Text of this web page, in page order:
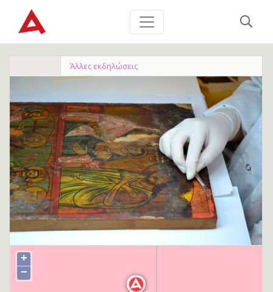
Άλλες εκδηλώσεις
+
−